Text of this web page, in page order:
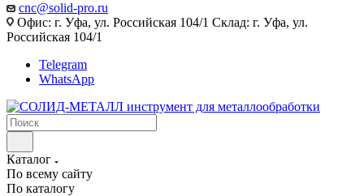
cnc@solid-pro.ru
Офис: г. Уфа, ул. Российская 104/1 Склад: г. Уфа, ул.
Российская 104/1
Telegram
WhatsApp
Каталог
По всему сайту
По каталогу